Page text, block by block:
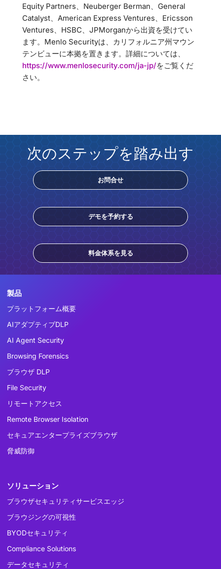
Equity Partners、Neuberger Berman、General
Catalyst、American Express Ventures、Ericsson
Ventures、HSBC、JPMorganから出資を受けてい
ます。Menlo Securityは、カリフォルニア州マウン
テンビューに本拠を置きます。詳細については、
https://www.menlosecurity.com/ja-jp/をご覧くだ
さい。
次のステップを踏み出す
お問合せ
デモを予約する
料金体系を見る
製品
プラットフォーム概要
AIアダプティブDLP
AI Agent Security
Browsing Forensics
ブラウザ DLP
File Security
リモートアクセス
Remote Browser Isolation
セキュアエンタープライズブラウザ
脅威防御
ソリューション
ブラウザセキュリティサービスエッジ
ブラウジングの可視性
BYODセキュリティ
Compliance Solutions
データセキュリティ